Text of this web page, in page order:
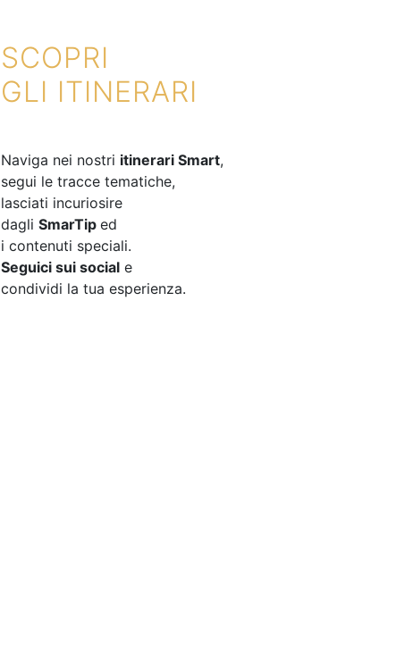
SCOPRI
GLI ITINERARI
Naviga nei nostri itinerari Smart,
segui le tracce tematiche,
lasciati incuriosire
dagli SmarTip ed
i contenuti speciali.
Seguici sui social e
condividi la tua esperienza.